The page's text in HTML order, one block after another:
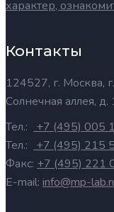
характер,
Контакты
124527, г. Москва,
Солнечная аллея, д.
Тел.:
+7 (495) 005
Тел.:
+7 (495) 215
Факс: +7 (495) 221
E-mail: info@mp-